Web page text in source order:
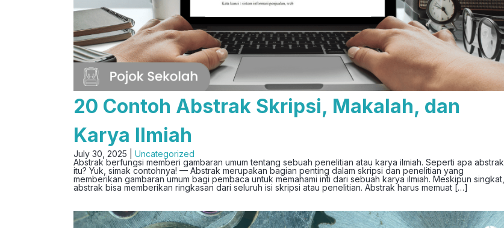
20 Contoh Abstrak Skripsi, Makalah, dan
Karya Ilmiah
July 30, 2025 | Uncategorized
Abstrak berfungsi memberi gambaran umum tentang sebuah penelitian atau karya ilmiah. Seperti apa abstrak
itu? Yuk, simak contohnya! — Abstrak merupakan bagian penting dalam skripsi dan penelitian yang
memberikan gambaran umum bagi pembaca untuk memahami inti dari sebuah karya ilmiah. Meskipun singkat,
abstrak bisa memberikan ringkasan dari seluruh isi skripsi atau penelitian. Abstrak harus memuat […]